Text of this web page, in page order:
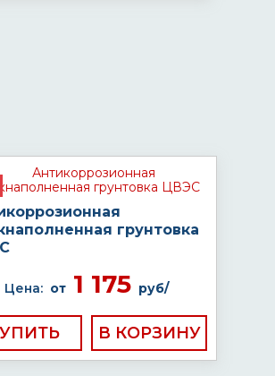
грунтовка
Цена: от 1 175 руб/